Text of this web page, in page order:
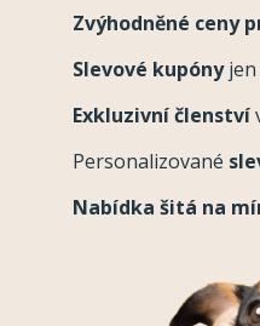
Zvýhodněné ceny
Slevové kupónyjen
Exkluzivní členství
Personalizované
Nabídka šitá na